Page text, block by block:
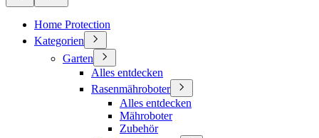
Home Protection
Kategorien
Garten
Alles entdecken
Rasenmähroboter
Alles entdecken
Mähroboter
Zubehör